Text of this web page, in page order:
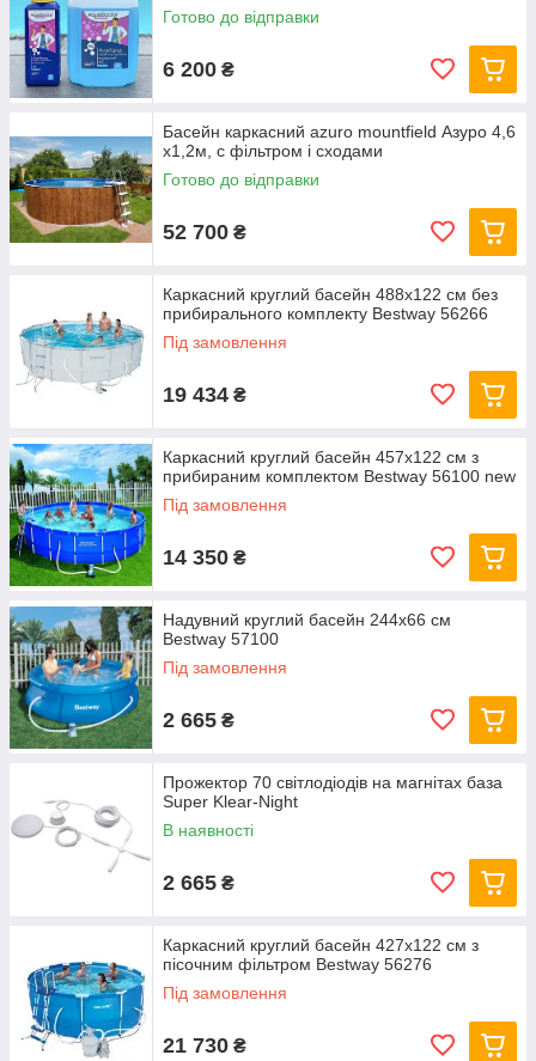
Готово до відправки
6 200 ₴
Басейн каркасний azuro mountfield Азуро 4,6
х1,2м, c фільтром і сходами
Готово до відправки
52 700 ₴
Каркасний круглий басейн 488x122 см без
прибирального комплекту Bestway 56266
Під замовлення
19 434 ₴
Каркасний круглий басейн 457x122 см з
прибираним комплектом Bestway 56100 new
Під замовлення
14 350 ₴
Надувний круглий басейн 244х66 см
Bestway 57100
Під замовлення
2 665 ₴
Прожектор 70 світлодіодів на магнітах база
Super Klear-Night
В наявності
2 665 ₴
Каркасний круглий басейн 427x122 см з
пісочним фільтром Bestway 56276
Під замовлення
21 730 ₴